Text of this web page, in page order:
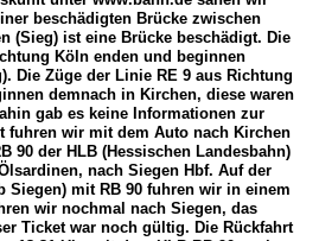
beschädigten Brücke zwischen
(Sieg) ist eine Brücke beschädigt. Die
Köln enden und beginnen
Die Züge der Linie RE 9 aus Richtung
demnach in Kirchen, diese waren
gab es keine Informationen zur
fuhren wir mit dem Auto nach Kirchen
90 der HLB (Hessischen Landesbahn)
nach Siegen Hbf. Auf der
Siegen) mit RB 90 fuhren wir in einem
wir nochmal nach Siegen, das
Ticket war noch gültig. Die Rückfahrt